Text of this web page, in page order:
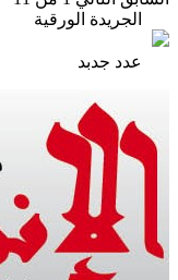
الجريدة الورقية
عدد جدبد